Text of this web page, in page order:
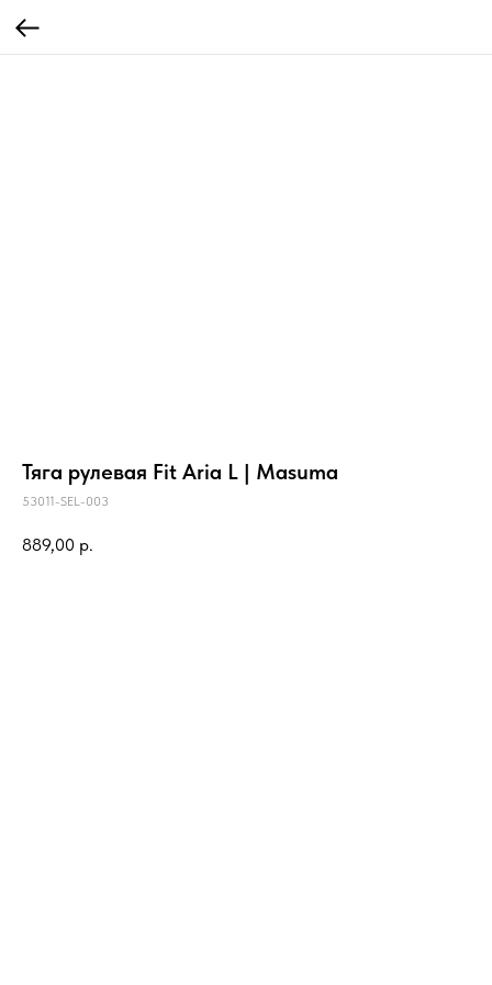
Тяга рулевая Fit Aria L | Masuma
53011-SEL-003
889,00 р.